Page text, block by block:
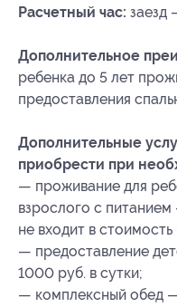
Расчетный час: заезд
Дополнительное
ребенка до 5 лет
предоставления
Дополнительные
приобрести при
— проживание для
взрослого с
не входит в стоимость
— предоставление
1000 руб. в сутки;
— комплексный обед